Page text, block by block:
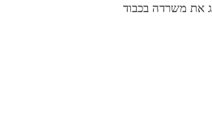
את משרדה בכבוד